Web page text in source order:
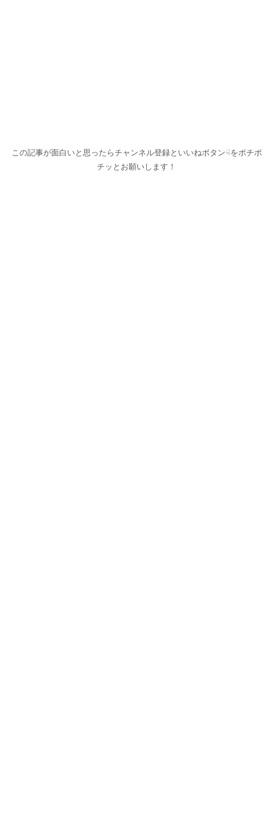
この記事が面白いと思ったらチャンネル登録といいねボタン☟をポチポ
チッとお願いします！